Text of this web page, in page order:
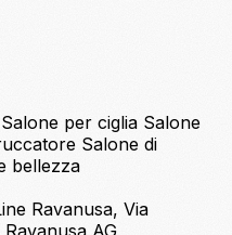
Salone per ciglia Salone
Salone di
bellezza
Ravanusa, Via